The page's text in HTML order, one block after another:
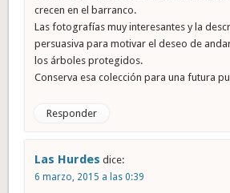
crecen en el barranco.
Las fotografías muy interesantes y la
persuasiva para motivar el deseo de
los árboles protegidos.
Conserva esa colección para una futura
Responder
Las Hurdes dice:
6 marzo, 2015 a las 0:39